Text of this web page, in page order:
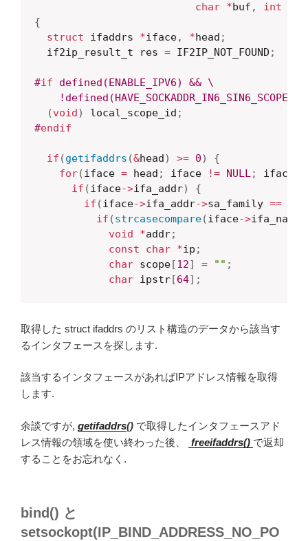
char *buf , int
{
struct ifaddrs *iface, *head ;
  if2ip_result_t res
= IF2IP_NOT_FOUND;
#if defined(ENABLE_IPV6) && \
(void) local_scope_id ;
#endif
if (getifaddrs (&head) >= 0)
{
for(iface = head ; iface != NULL; iface
if (iface->ifa_addr)
{
if (iface->ifa_addr->sa_family == af
if (strcasecompare(iface->ifa_name
void
*addr;
const
char *ip ;
char scope[12] = "" ;
char ipstr[64] ;
取得した struct ifaddrs のリスト構造のデータから該当す
るインタフェースを探します.
該当するインタフェースがあればIPアドレス情報を取得
します.
余談ですが, getifaddrs() で取得したインタフェースアド
レス情報の領域を使い終わった後、
freeifaddrs() で返却
することをお忘れなく.
bind() と
setsockopt(IP_BIND_ADDRESS_NO_PO